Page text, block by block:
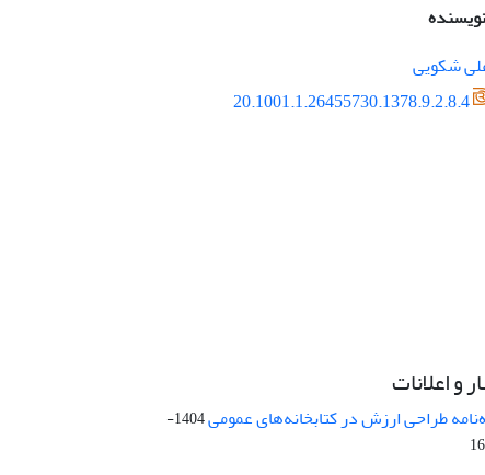
نویسنده
شکویی
20.1001.1.26455730.1378.9.2.8.4
و اعلانات
طراحی ارزش در کتابخانه‌های عمومی
1404-